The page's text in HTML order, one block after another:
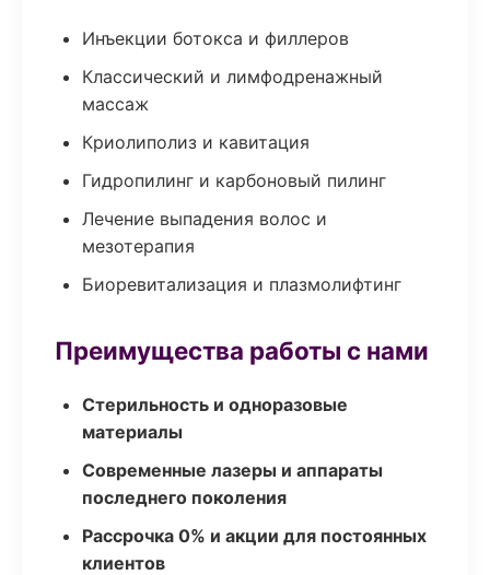
Инъекции ботокса и филлеров
Классический и лимфодренажный
массаж
Криолиполиз и кавитация
Гидропилинг и карбоновый пилинг
Лечение выпадения волос и
мезотерапия
Биоревитализация и плазмолифтинг
Преимущества работы с нами
Стерильность и одноразовые
материалы
Современные лазеры и аппараты
последнего поколения
Рассрочка 0% и акции для постоянных
клиентов